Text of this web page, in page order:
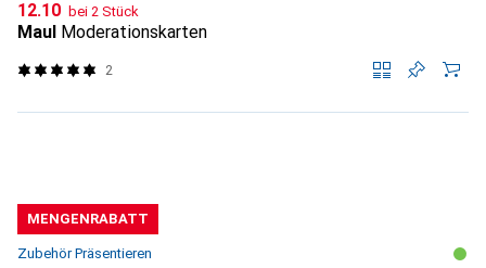
CHF
12.10 bei 2 Stück
Maul Moderationskarten
2
MENGENRABATT
Zubehör Präsentieren